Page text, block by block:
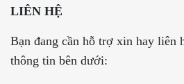
LIÊN HỆ
Bạn đang cần hỗ trợ xin hay liên
thông tin bên dưới: